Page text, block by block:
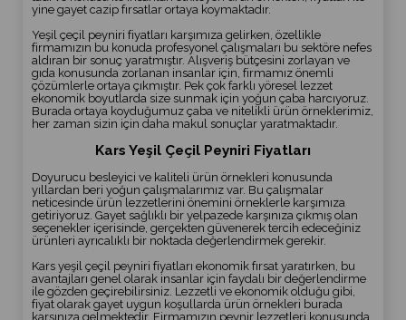
yine gayet cazip fırsatlar ortaya koymaktadır.
Yeşil çeçil peyniri fiyatları karşımıza gelirken, özellikle
firmamızın bu konuda profesyonel çalışmaları bu sektöre nefes
aldıran bir sonuç yaratmıştır. Alışveriş bütçesini zorlayan ve
gıda konusunda zorlanan insanlar için, firmamız önemli
çözümlerle ortaya çıkmıştır. Pek çok farklı yöresel lezzet
ekonomik boyutlarda size sunmak için yoğun çaba harcıyoruz.
Burada ortaya koyduğumuz çaba ve nitelikli ürün örneklerimiz,
her zaman sizin için daha makul sonuçlar yaratmaktadır.
Kars Yeşil Çeçil Peyniri Fiyatları
Doyurucu besleyici ve kaliteli ürün örnekleri konusunda
yıllardan beri yoğun çalışmalarımız var. Bu çalışmalar
neticesinde ürün lezzetlerini önemini örneklerle karşımıza
getiriyoruz. Gayet sağlıklı bir yelpazede karşınıza çıkmış olan
seçenekler içerisinde, gerçekten güvenerek tercih edeceğiniz
ürünleri ayrıcalıklı bir noktada değerlendirmek gerekir.
Kars yeşil çeçil peyniri fiyatları ekonomik fırsat yaratırken, bu
avantajları genel olarak insanlar için faydalı bir değerlendirme
ile gözden geçirebilirsiniz. Lezzetli ve ekonomik olduğu gibi,
fiyat olarak gayet uygun koşullarda ürün örnekleri burada
karşınıza gelmektedir. Firmamızın peynir lezzetleri konusunda